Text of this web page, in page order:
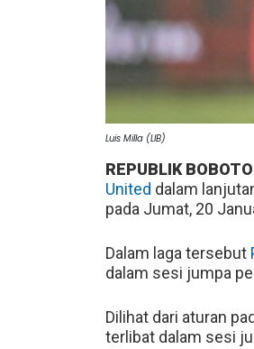
Luis Milla (LIB)
REPUBLIK
United dalam
pada Jumat, 20
Dalam laga tersebut
dalam sesi jumpa
Dilihat dari aturan
terlibat dalam sesi